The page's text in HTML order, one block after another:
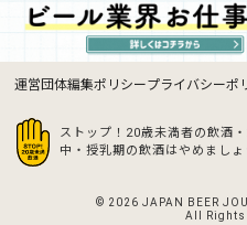
運営団体編集ポリシープライバシーポ
ストップ！20歳未満者の飲酒
中・授乳期の飲酒はやめましょ
© 2026 JAPAN BEER
All Rights